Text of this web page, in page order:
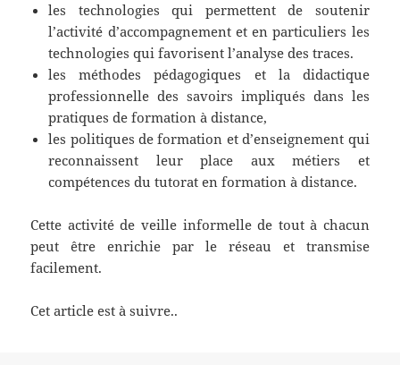
les technologies qui permettent de soutenir
l’activité d’accompagnement et en particuliers les
technologies qui favorisent l’analyse des traces.
les méthodes pédagogiques et la didactique
professionnelle des savoirs impliqués dans les
pratiques de formation à distance,
les politiques de formation et d’enseignement qui
reconnaissent leur place aux métiers et
compétences du tutorat en formation à distance.
Cette activité de veille informelle de tout à chacun
peut être enrichie par le réseau et transmise
facilement.
Cet article est à suivre..